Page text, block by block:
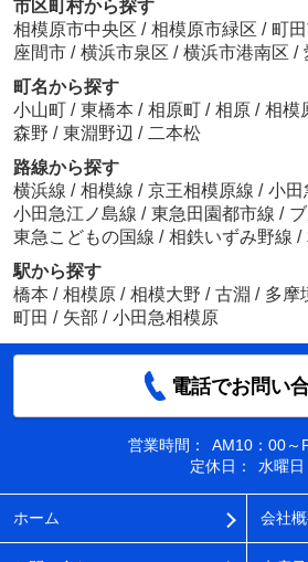
市区町村から探す
相模原市中央区 / 相模原市緑区 / 町
座間市 / 横浜市泉区 / 横浜市港南区 /
町名から探す
小山町 / 東橋本 / 相原町 / 相原 / 相模
森野 / 東淵野辺 / 二本松
路線から探す
横浜線 / 相模線 / 京王相模原線 / 小田
小田急江ノ島線 / 東急田園都市線 /
東急こどもの国線 / 相鉄いずみ野線 /
駅から探す
橋本 / 相模原 / 相模大野 / 古淵 / 多摩
町田 / 矢部 / 小田急相模原
電話でお問い
営業時間：
AM10：00～
定休日：
水曜日
ホーム 会社